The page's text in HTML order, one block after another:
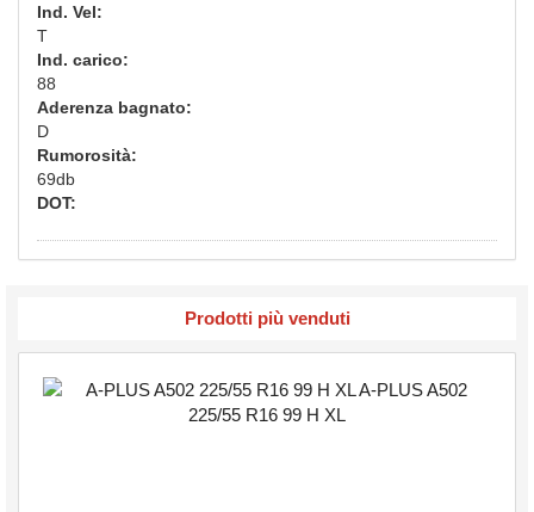
Ind. Vel:
T
Ind. carico:
88
Aderenza bagnato:
D
Rumorosità:
69db
DOT:
Prodotti più venduti